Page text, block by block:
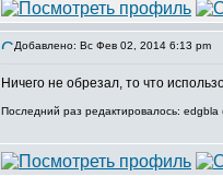
Добавлено: Вс Фев 02, 2014 6:13 pm
Ничего не обрезал, то что
Последний раз редактировалось: